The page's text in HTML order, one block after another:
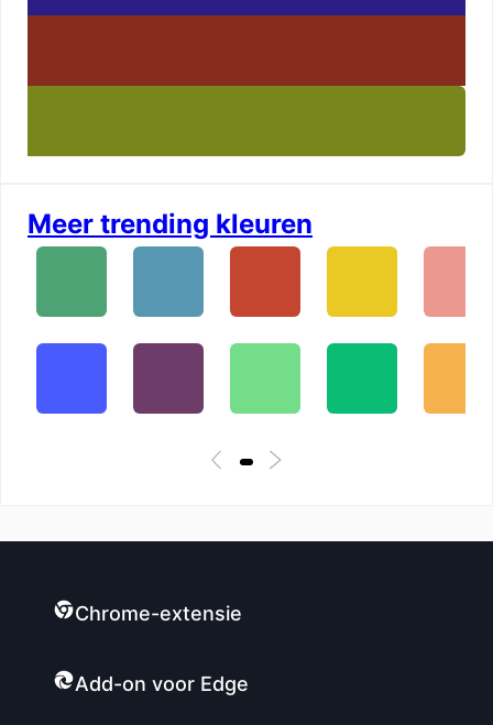
Meer trending kleuren
Chrome-extensie
Add-on voor Edge